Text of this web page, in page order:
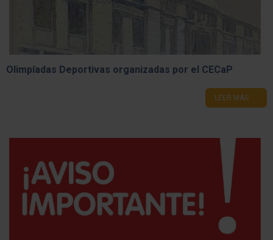
Olimpíadas Deportivas organizadas por el CECaP
LEER MÁS